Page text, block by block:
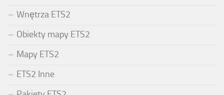
Wnętrza ETS2
Obiekty mapy ETS2
Mapy ETS2
ETS2 Inne